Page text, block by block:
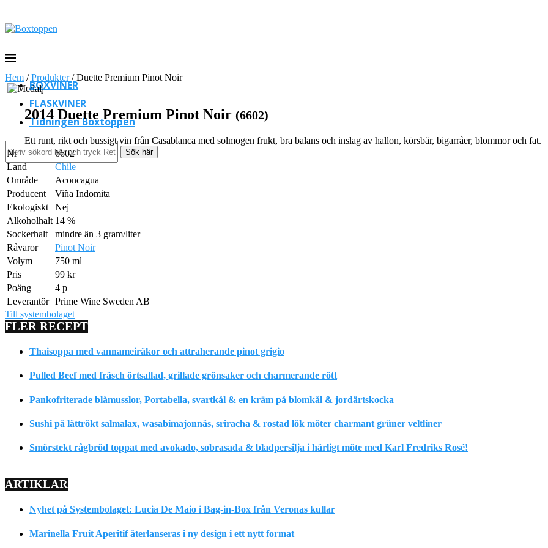
BOXVINER
FLASKVINER
Tidningen Boxtoppen
Sök här
Hem /Produkter/Duette Premium Pinot Noir
2014 Duette Premium Pinot Noir (6602)
Ett runt, rikt och bussigt vin från Casablanca med solmogen frukt, bra balans och inslag av hallon, körsbär, bigarråer, blommor och fat.
Nr
6602
Land
Chile
Område
Aconcagua
Producent
Viña Indomita
Ekologiskt
Nej
Alkoholhalt 14 %
Sockerhalt
mindre än 3 gram/liter
Råvaror
Pinot Noir
Volym
750 ml
Pris
99 kr
Poäng
4 p
Leverantör Prime Wine Sweden AB
Till systembolaget
FLER RECEPT
Thaisoppa med vannameiräkor och attraherande pinot grigio
Pulled Beef med fräsch örtsallad, grillade grönsaker och charmerande rött
Pankofriterade blåmusslor, Portabella, svartkål & en kräm på blomkål & jordärtskocka
Sushi på lättrökt salmalax, wasabimajonnäs, sriracha & rostad lök möter charmant grüner veltliner
Smörstekt rågbröd toppat med avokado, sobrasada & bladpersilja i härligt möte med Karl Fredriks Rosé!
ARTIKLAR
Nyhet på Systembolaget: Lucia De Maio i Bag-in-Box från Veronas kullar
Marinella Fruit Aperitif återlanseras i ny design i ett nytt format